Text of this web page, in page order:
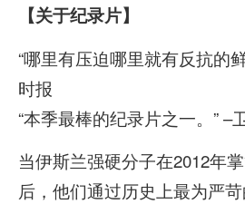
【关于纪录片】
“哪里有压迫哪里就有反抗的
时报
“本季最棒的纪录片之一。” –
当伊斯兰强硬分子在2012年
后，他们通过历史上最为严